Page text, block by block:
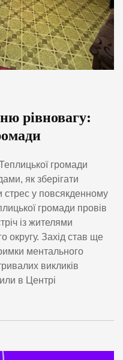
рівновагу:
громади
як зберігати
стрес у повсякденному
громади провів
із жителями
округу. Захід став ще
ментального
викликів
в Центрі